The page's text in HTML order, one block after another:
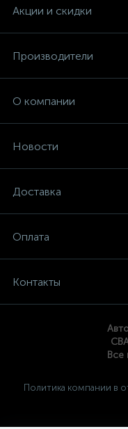
Акции и скидки
Производители
О компании
Новости
Доставка
Оплата
Контакты
Все
Политика компании в